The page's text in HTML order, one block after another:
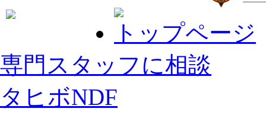
トップページ
専門スタッフに相談
タヒボNDF